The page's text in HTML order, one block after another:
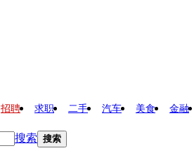
招聘 求职 二手 汽车 美食 金融
搜索 搜索